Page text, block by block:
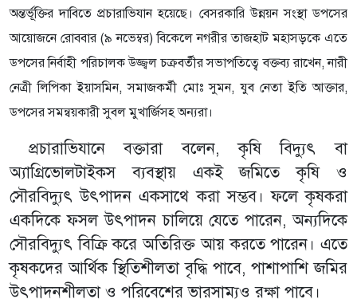
অন্তর্ভূক্তির দাবিতে প্রচারাভিযান হয়েছে। বেসরকারি উন্নয়ন সংস্থা ডপসের
আয়োজনে রোববার (৯ নভেম্বর) বিকেলে নগরীর তাজহাট মহাসড়কে এতে
ডপসের নির্বাহী পরিচালক উজ্জ্বল চক্রবর্তীর সভাপতিত্বে বক্তব্য রাখেন, নারী
নেত্রী লিপিকা ইয়াসমিন, সমাজকর্মী মোঃ সুমন, যুব নেতা ইতি আক্তার,
ডপসের সমন্বয়কারী সুবল মুখার্জিসহ অন্যরা।
প্রচারাভিযানে বক্তারা বলেন, কৃষি বিদ্যুৎ বা
অ্যাগ্রিভোলটাইকস ব্যবস্থায় একই জমিতে কৃষি ও
সৌরবিদ্যুৎ উৎপাদন একসাথে করা সম্ভব। ফলে কৃষকরা
একদিকে ফসল উৎপাদন চালিয়ে যেতে পারেন, অন্যদিকে
সৌরবিদ্যুৎ বিক্রি করে অতিরিক্ত আয় করতে পারেন। এতে
কৃষকদের আর্থিক স্থিতিশীলতা বৃদ্ধি পাবে, পাশাপাশি জমির
উৎপাদনশীলতা ও পরিবেশের ভারসাম্যও রক্ষা পাবে।